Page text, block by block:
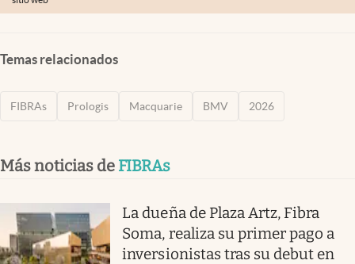
Temas relacionados
FIBRAs Prologis Macquarie BMV 2026
Más noticias de FIBRAs
La dueña de Plaza Artz, Fibra
Soma, realiza su primer pago a
inversionistas tras su debut en